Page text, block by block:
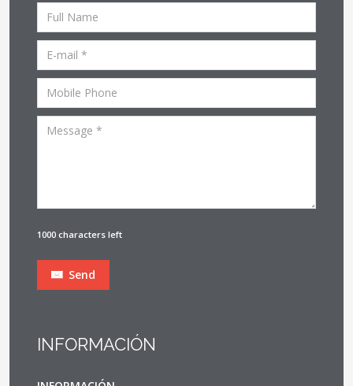
1000 characters left
Send
INFORMACIÓN